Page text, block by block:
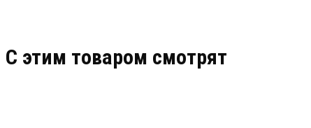
C этим товаром смотрят